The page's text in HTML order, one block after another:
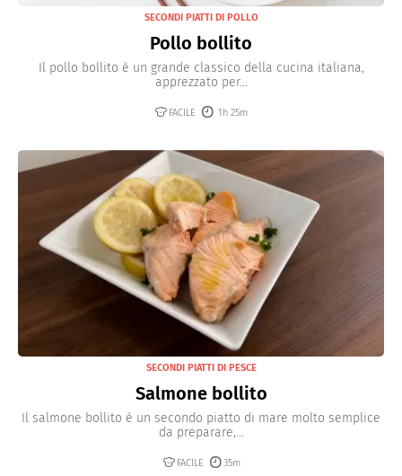
SECONDI PIATTI DI POLLO
Pollo bollito
Il pollo bollito è un grande classico della cucina italiana,
apprezzato per...
FACILE 1h 25m
SECONDI PIATTI DI PESCE
Salmone bollito
Il salmone bollito è un secondo piatto di mare molto semplice
da preparare,...
FACILE 35m